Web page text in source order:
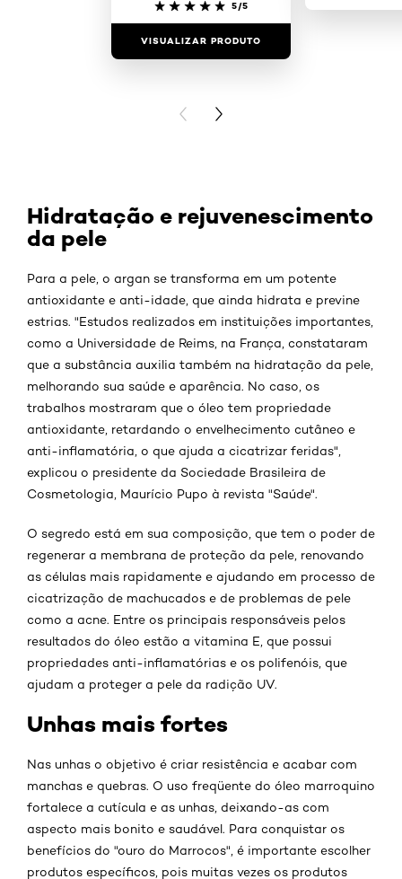
5/5
VISUALIZAR PRODUTO
PREVIOUS CARD
NEXT CARD
Hidratação e rejuvenescimento
da pele
Para a pele, o argan se transforma em um potente
antioxidante e anti-idade, que ainda hidrata e previne
estrias. "Estudos realizados em instituições importantes,
como a Universidade de Reims, na França, constataram
que a substância auxilia também na hidratação da pele,
melhorando sua saúde e aparência. No caso, os
trabalhos mostraram que o óleo tem propriedade
antioxidante, retardando o envelhecimento cutâneo e
anti-inflamatória, o que ajuda a cicatrizar feridas",
explicou o presidente da Sociedade Brasileira de
Cosmetologia, Maurício Pupo à revista "Saúde".
O segredo está em sua composição, que tem o poder de
regenerar a membrana de proteção da pele, renovando
as células mais rapidamente e ajudando em processo de
cicatrização de machucados e de problemas de pele
como a acne. Entre os principais responsáveis pelos
resultados do óleo estão a vitamina E, que possui
propriedades anti-inflamatórias e os polifenóis, que
ajudam a proteger a pele da radição UV.
Unhas mais fortes
Nas unhas o objetivo é criar resistência e acabar com
manchas e quebras. O uso freqüente do óleo marroquino
fortalece a cutícula e as unhas, deixando-as com
aspecto mais bonito e saudável. Para conquistar os
benefícios do "ouro do Marrocos", é importante escolher
produtos específicos, pois muitas vezes os produtos